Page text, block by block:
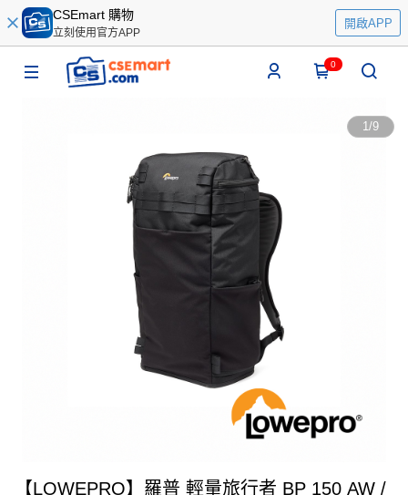
CSEmart 購物
立刻使用官方APP
開啟APP
0
1/9
【LOWEPRO】羅普 輕量旅行者 BP 150 AW /